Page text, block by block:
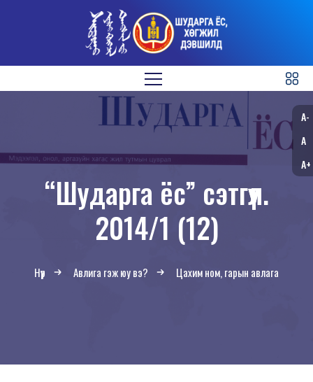
“Шударга ёс” сэтгүүл.
2014/1 (12)
Нүүр Авлига гэж юу вэ? Цахим ном, гарын авлага
A-
A
A+